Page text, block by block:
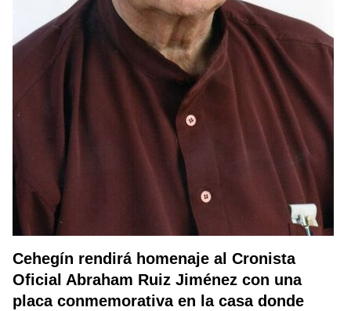
Cehegín rendirá homenaje al Cronista
Oficial Abraham Ruiz Jiménez con una
placa conmemorativa en la casa donde